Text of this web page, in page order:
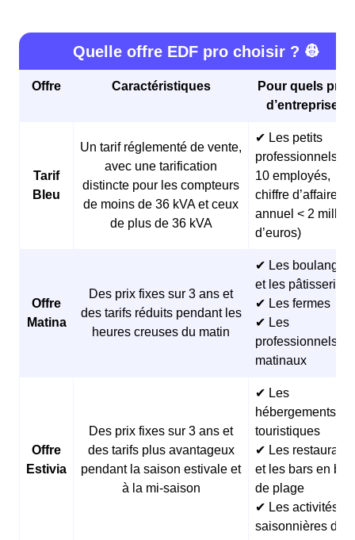
Quelle offre EDF pro choisir ? 👷
Offre Caractéristiques
Pour quels
d’entreprises
Tarif
Bleu
Un tarif réglementé de vente,
avec une tarification
distincte pour les compteurs
de moins de 36 kVA et ceux
de plus de 36 kVA
✔ Les petits
professionnels (<
10 employés,
chiffre d’affaires
annuel < 2
d’euros)
Offre
Matina
Des prix fixes sur 3 ans et
des tarifs réduits pendant les
heures creuses du matin
✔ Les
et les pâtisseries
✔ Les fermes
✔ Les
professionnels
matinaux
Offre
Estivia
Des prix fixes sur 3 ans et
des tarifs plus avantageux
pendant la saison estivale et
à la mi-saison
✔ Les
hébergements
touristiques
✔ Les restaurants
et les bars en
de plage
✔ Les activités
saisonnières